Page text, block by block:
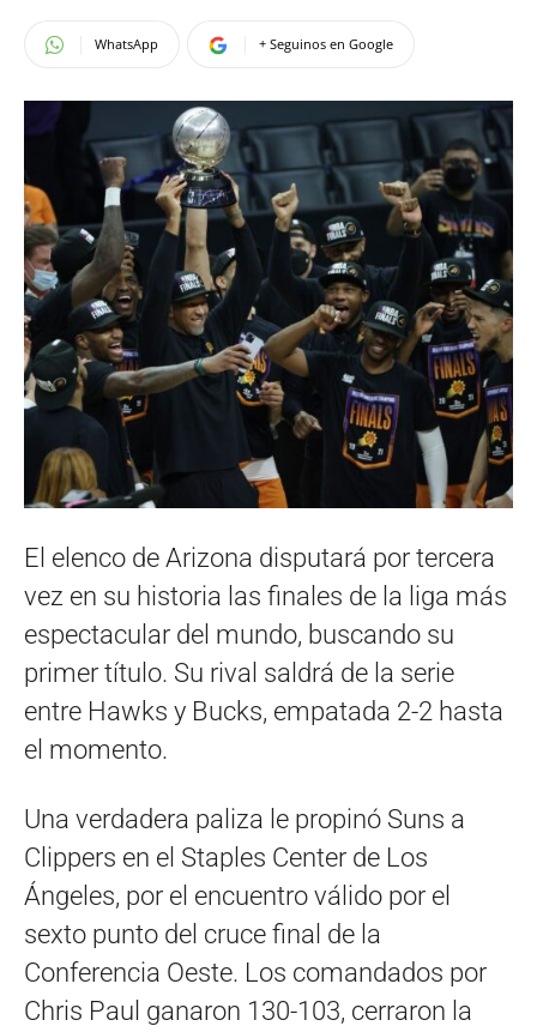
WhatsApp + Seguinos en Google
El elenco de Arizona disputará por tercera
vez en su historia las finales de la liga más
espectacular del mundo, buscando su
primer título. Su rival saldrá de la serie
entre Hawks y Bucks, empatada 2-2 hasta
el momento.
Una verdadera paliza le propinó Suns a
Clippers en el Staples Center de Los
Ángeles, por el encuentro válido por el
sexto punto del cruce final de la
Conferencia Oeste. Los comandados por
Chris Paul ganaron 130-103, cerraron la